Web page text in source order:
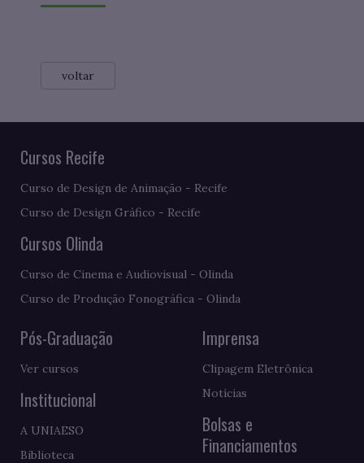
voltar
Cursos Recife
Curso de Design de Animação - Recife
Curso de Design Gráfico - Recife
Cursos Olinda
Curso de Cinema e Audiovisual - Olinda
Curso de Produção Fonográfica - Olinda
Pós-Graduação
Ver cursos
Institucional
A UNIAESO
Biblioteca
Imprensa
Clipagem Eletrônica
Notícias
Bolsas e
Financiamentos